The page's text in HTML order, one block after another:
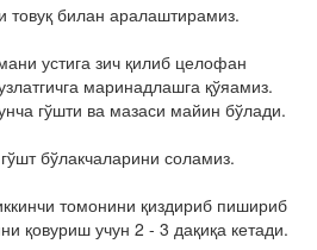
билан аралаштирамиз.
устига зич қилиб целофан
маринадлашга қўяамиз.
гўшти ва мазаси майин бўлади.
бўлакчаларини соламиз.
томонини қиздириб пишириб
қовуриш учун 2 - 3 дақиқа кетади.